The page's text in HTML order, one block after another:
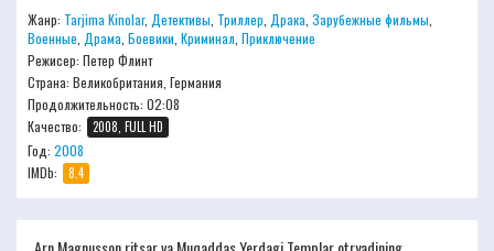
Жанр: Tarjima Kinolar, Детективы Триллер Драка Зарубежные фильмы
Военные Драма Боевики Криминал Приключение
Режисер: Петер Флинт
Страна: Великобритания, Германия
Продолжительность: 02:08
Качество:
2008, FULL HD
Год: 2008
IMDb:
8.4